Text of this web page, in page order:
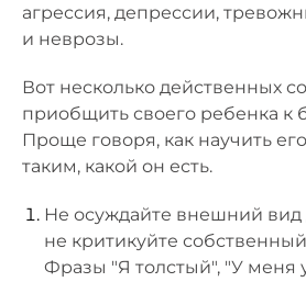
агрессия, депрессии,
и неврозы.
Вот несколько действенных
приобщить своего ребенка к
Проще говоря, как научить
таким, какой он есть.
Не осуждайте внешний вид
не критикуйте
Фразы "Я толстый", "У меня